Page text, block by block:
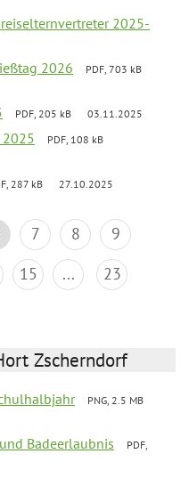
2025-
2026
PDF, 703 kB
PDF, 205 kB 03.11.2025
PDF, 108 kB
287 kB 27.10.2025
7 8
9
15 ... 23
Zscherndorf
PNG, 2.5 MB
Badeerlaubnis
PDF,